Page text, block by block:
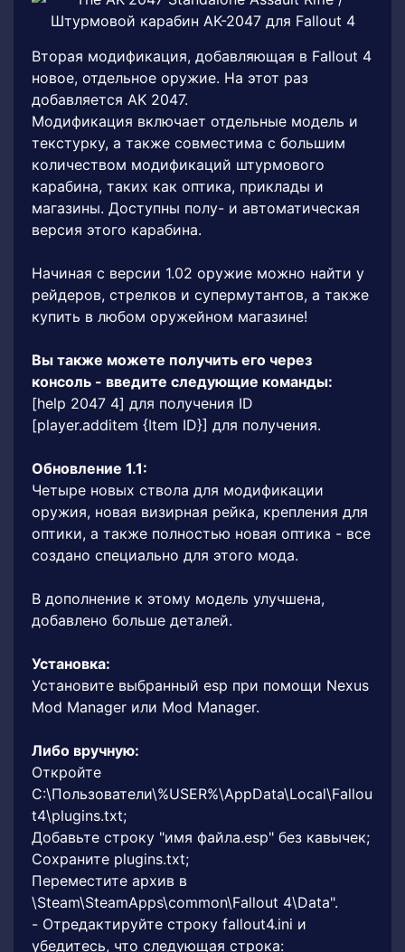
Вторая модификация, добавляющая в Fallout 4
новое, отдельное оружие. На этот раз
добавляется AK 2047.
Модификация включает отдельные модель и
текстурку, а также совместима с большим
количеством модификаций штурмового
карабина, таких как оптика, приклады и
магазины. Доступны полу- и автоматическая
версия этого карабина.
Начиная с версии 1.02 оружие можно найти у
рейдеров, стрелков и супермутантов, а также
купить в любом оружейном магазине!
Вы также можете получить его через
консоль - введите следующие команды:
[help 2047 4] для получения ID
[player.additem {Item ID}] для получения.
Обновление 1.1:
Четыре новых ствола для модификации
оружия, новая визирная рейка, крепления для
оптики, а также полностью новая оптика - все
создано специально для этого мода.
В дополнение к этому модель улучшена,
добавлено больше деталей.
Установка:
Установите выбранный esp при помощи Nexus
Mod Manager или Mod Manager.
Либо вручную:
Откройте
C:\Пользователи\%USER%\AppData\Local\Fallou
t4\plugins.txt;
Добавьте строку "имя файла.esp" без кавычек;
Сохраните plugins.txt;
Переместите архив в
\Steam\SteamApps\common\Fallout 4\Data".
- Отредактируйте строку fallout4.ini и
убедитесь, что следующая строка: